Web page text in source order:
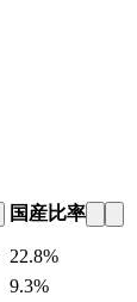
国産比率
22.8%
9.3%